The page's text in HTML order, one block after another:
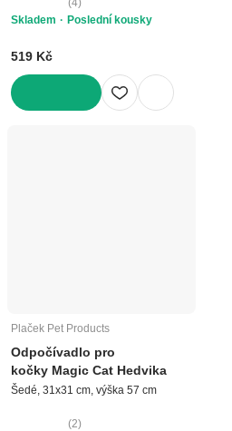
(4)
Skladem
Poslední kousky
519 Kč
Plaček Pet Products
Odpočívadlo pro
kočky Magic Cat Hedvika
Šedé, 31x31 cm, výška 57 cm
(2)